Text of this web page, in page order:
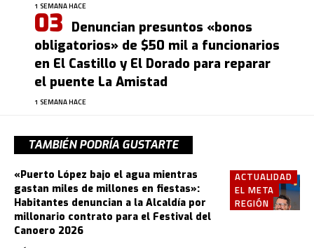
1 SEMANA HACE
Denuncian presuntos «bonos
obligatorios» de $50 mil a funcionarios
en El Castillo y El Dorado para reparar
el puente La Amistad
1 SEMANA HACE
TAMBIÉN PODRÍA GUSTARTE
ACTUALIDAD
EL META
REGIÓN
«Puerto López bajo el agua mientras
gastan miles de millones en fiestas»:
Habitantes denuncian a la Alcaldía por
millonario contrato para el Festival del
Canoero 2026